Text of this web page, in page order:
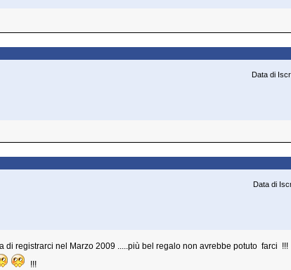
Data di
Data di
di registrarci nel Marzo 2009 .....più bel regalo non avrebbe potuto farci !!!
!!!